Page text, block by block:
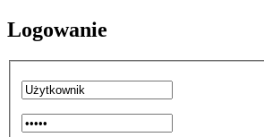
Logowanie